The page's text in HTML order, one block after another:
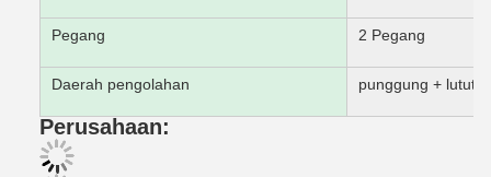
Pegang 2 Pegang
Daerah pengolahan punggung + lutut
Perusahaan: